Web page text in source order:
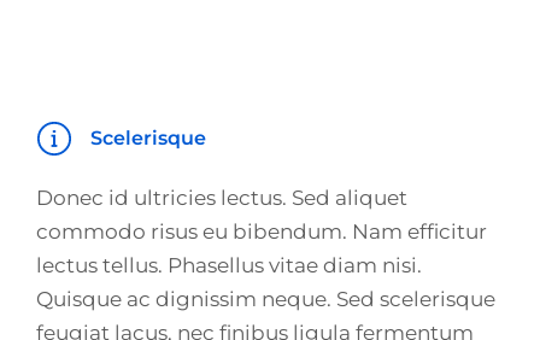
Scelerisque
Donec id ultricies lectus. Sed aliquet
commodo risus eu bibendum. Nam efficitur
lectus tellus. Phasellus vitae diam nisi.
Quisque ac dignissim neque. Sed scelerisque
feugiat lacus, nec finibus ligula fermentum